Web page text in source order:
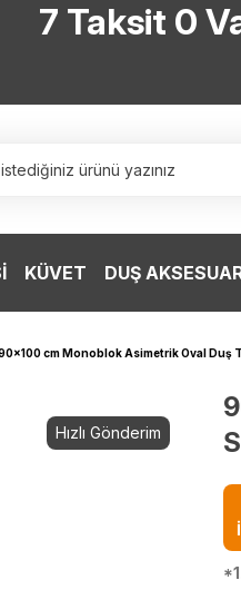
7 Taksit 0
TÜRKİYE’NİN HERYERİNE
KÜVET DUŞ
cm Monoblok Asimetrik Oval Duş
Hızlı Gönderim